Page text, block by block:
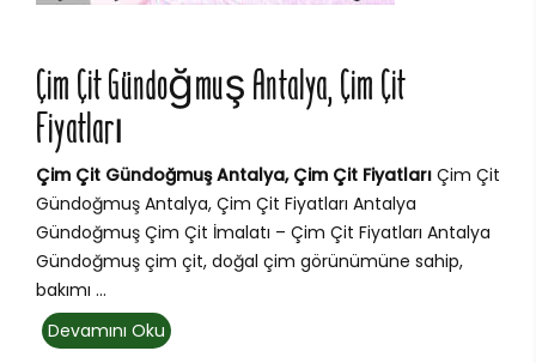
Çim Çit Gündoğmuş Antalya, Çim Çit
Fiyatları
Çim Çit Gündoğmuş Antalya, Çim Çit Fiyatları Çim Çit
Gündoğmuş Antalya, Çim Çit Fiyatları Antalya
Gündoğmuş Çim Çit İmalatı – Çim Çit Fiyatları Antalya
Gündoğmuş çim çit, doğal çim görünümüne sahip,
bakımı ...
Devamını Oku